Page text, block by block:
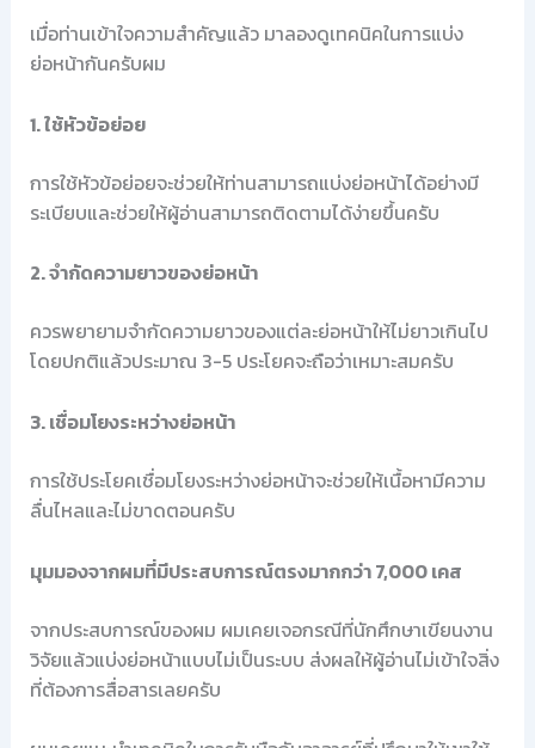
เมื่อท่านเข้าใจความสำคัญแล้ว มาลองดูเทคนิคในการแบ่ง
ย่อหน้ากันครับผม
1. ใช้หัวข้อย่อย
การใช้หัวข้อย่อยจะช่วยให้ท่านสามารถแบ่งย่อหน้าได้อย่างมี
ระเบียบและช่วยให้ผู้อ่านสามารถติดตามได้ง่ายขึ้นครับ
2. จำกัดความยาวของย่อหน้า
ควรพยายามจำกัดความยาวของแต่ละย่อหน้าให้ไม่ยาวเกินไป
โดยปกติแล้วประมาณ 3-5 ประโยคจะถือว่าเหมาะสมครับ
3. เชื่อมโยงระหว่างย่อหน้า
การใช้ประโยคเชื่อมโยงระหว่างย่อหน้าจะช่วยให้เนื้อหามีความ
ลื่นไหลและไม่ขาดตอนครับ
มุมมองจากผมที่มีประสบการณ์ตรงมากกว่า 7,000 เคส
จากประสบการณ์ของผม ผมเคยเจอกรณีที่นักศึกษาเขียนงาน
วิจัยแล้วแบ่งย่อหน้าแบบไม่เป็นระบบ ส่งผลให้ผู้อ่านไม่เข้าใจสิ่ง
ที่ต้องการสื่อสารเลยครับ